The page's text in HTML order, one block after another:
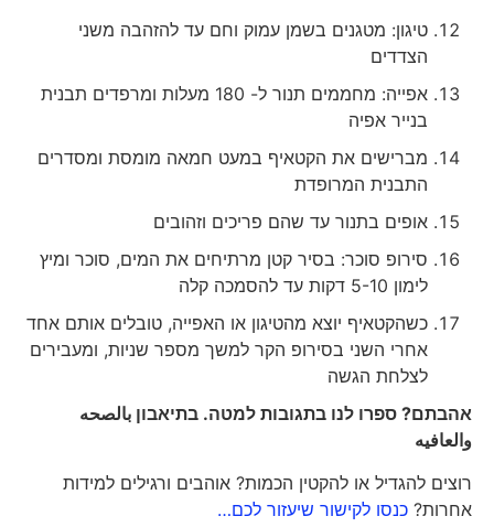
טיגון: מטגנים בשמן עמוק וחם עד להזהבה משני
הצדדים
אפייה: מחממים תנור ל- 180 מעלות ומרפדים תבנית
בנייר אפיה
מברישים את הקטאיף במעט חמאה מומסת ומסדרים
התבנית המרופדת
אופים בתנור עד שהם פריכים וזהובים
סירופ סוכר: בסיר קטן מרתיחים את המים, סוכר ומיץ
לימון 5-10 דקות עד להסמכה קלה
כשהקטאיף יוצא מהטיגון או האפייה, טובלים אותם אחד
אחרי השני בסירופ הקר למשך מספר שניות, ומעבירים
לצלחת הגשה
אהבתם? ספרו לנו בתגובות למטה. בתיאבוןبالصحه
والعافيه
רוצים להגדיל או להקטין הכמות? אוהבים ורגילים למידות
אחרות?כנסו לקישור שיעזור לכם…